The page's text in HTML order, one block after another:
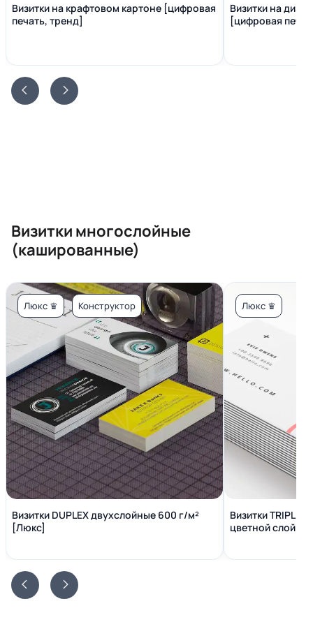
Визитки на крафтовом картоне [цифровая
печать, тренд]
Визитки на
[цифровая
Визитки многослойные
(кашированные)
Люкс ♛ Конструктор
Визитки DUPLEX двухслойные 600 г/м²
[Люкс]
Люкс ♛
Визитки
цветной слой